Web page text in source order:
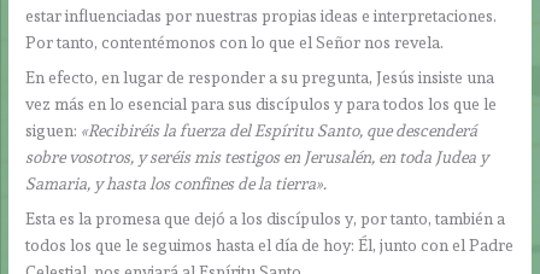
estar influenciadas por nuestras propias ideas e interpretaciones.
Por tanto, contentémonos con lo que el Señor nos revela.
En efecto, en lugar de responder a su pregunta, Jesús insiste una
vez más en lo esencial para sus discípulos y para todos los que le
siguen: «Recibiréis la fuerza del Espíritu Santo, que descenderá
sobre vosotros, y seréis mis testigos en Jerusalén, en toda Judea y
Samaria, y hasta los confines de la tierra».
Esta es la promesa que dejó a los discípulos y, por tanto, también a
todos los que le seguimos hasta el día de hoy: Él, junto con el Padre